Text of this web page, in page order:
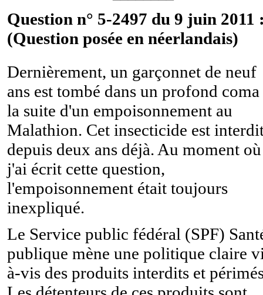
Question n° 5-2497 du 9 juin 2011
(Question posée en néerlandais)
Dernièrement, un garçonnet de neuf
ans est tombé dans un profond coma
la suite d'un empoisonnement au
Malathion. Cet insecticide est
depuis deux ans déjà. Au moment où
j'ai écrit cette question,
l'empoisonnement était toujours
inexpliqué.
Le Service public fédéral (SPF)
publique mène une politique claire
à-vis des produits interdits et